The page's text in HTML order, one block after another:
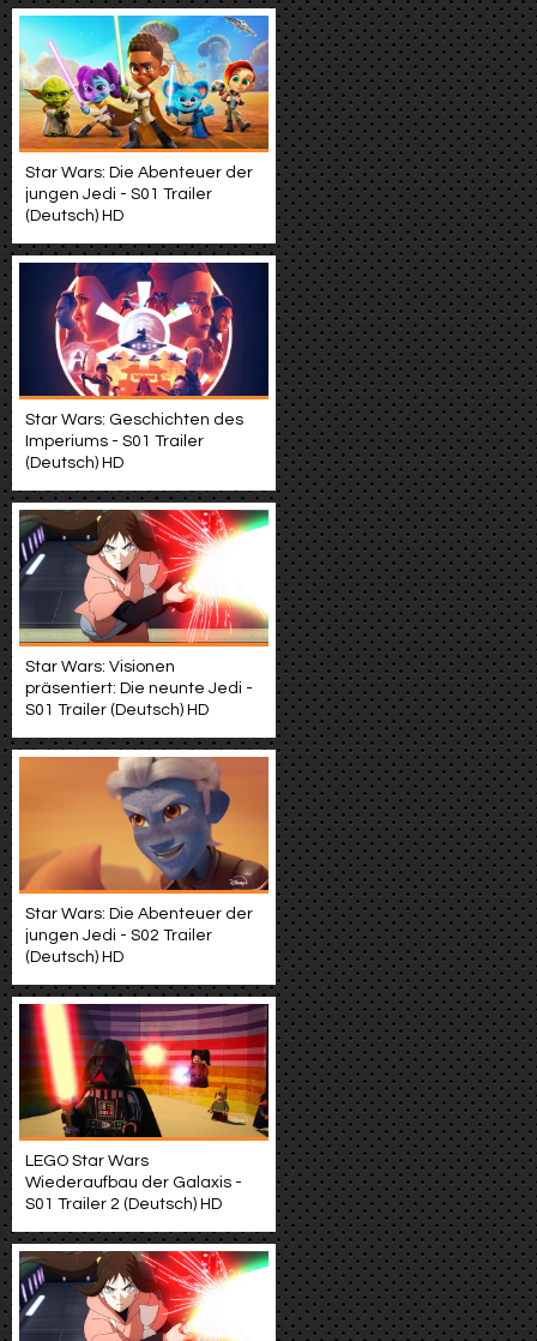
Star Wars: Die Abenteuer der
jungen Jedi - S01 Trailer
(Deutsch) HD
Star Wars: Geschichten des
Imperiums - S01 Trailer
(Deutsch) HD
Star Wars: Visionen
präsentiert: Die neunte Jedi -
S01 Trailer (Deutsch) HD
Star Wars: Die Abenteuer der
jungen Jedi - S02 Trailer
(Deutsch) HD
LEGO Star Wars
Wiederaufbau der Galaxis -
S01 Trailer 2 (Deutsch) HD